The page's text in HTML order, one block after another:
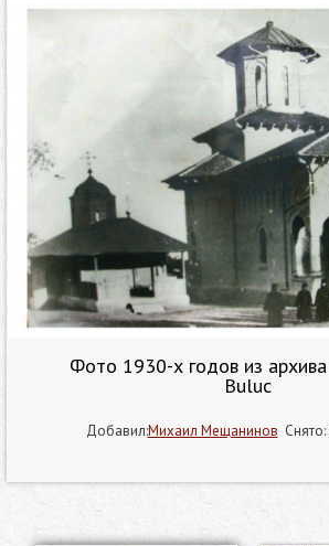
Фото 1930-х годов из
Buluc
Добавил:Михаил Мещанинов